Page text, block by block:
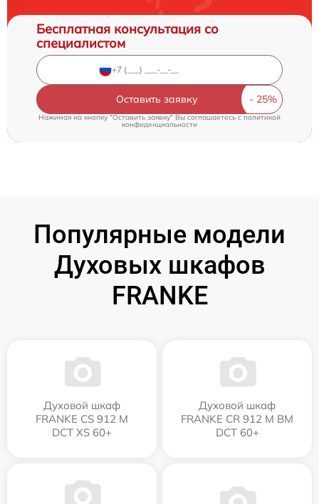
Бесплатная консультация со
специалистом
Оставить заявку
Нажимая на кнопку "Оставить заявку" Вы соглашаетесь cполитикой
конфиденциальности
Популярные модели
Духовых шкафов
FRANKE
Духовой шкаф
FRANKE CS 912 M
DCT XS 60+
Духовой шкаф
FRANKE CR 912 M BM
DCT 60+